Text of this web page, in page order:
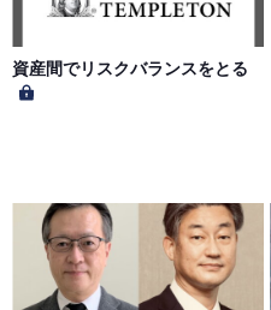
とします。会員は、当社著
送信、譲渡、翻案および翻
侵害する行為を行ってはなら
第６条（サービス内容の停
サイトのサービス内容を変更
第７条（個人情報の取扱い
資産間でリスクバランスをとる